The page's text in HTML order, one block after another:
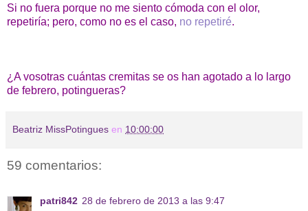
Si no fuera porque no me siento cómoda con el olor,
repetiría; pero, como no es el caso, no repetiré.
¿A vosotras cuántas cremitas se os han agotado a lo largo
de febrero, potingueras?
Beatriz MissPotingues en 10:00:00
59 comentarios:
patri842 28 de febrero de 2013 a las 9:47